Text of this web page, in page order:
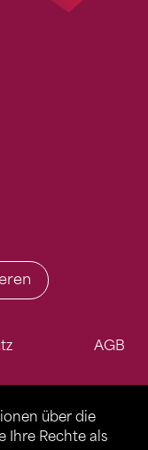
über die
Ihre Rechte als
AGB